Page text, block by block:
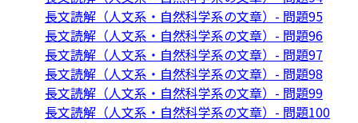
長文読解（人文系・自然科学系の文章）- 問題95
長文読解（人文系・自然科学系の文章）- 問題96
長文読解（人文系・自然科学系の文章）- 問題97
長文読解（人文系・自然科学系の文章）- 問題98
長文読解（人文系・自然科学系の文章）- 問題99
長文読解（人文系・自然科学系の文章）- 問題100